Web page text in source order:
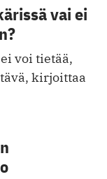
vai ei
voi tietää,
kirjoittaa